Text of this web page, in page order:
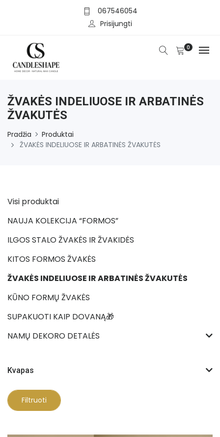
067546054
Prisijungti
0
ŽVAKĖS INDELIUOSE IR ARBATINĖS
ŽVAKUTĖS
Pradžia
Produktai
ŽVAKĖS INDELIUOSE IR ARBATINĖS ŽVAKUTĖS
Visi produktai
NAUJA KOLEKCIJA “FORMOS”
ILGOS STALO ŽVAKĖS IR ŽVAKIDĖS
KITOS FORMOS ŽVAKĖS
ŽVAKĖS INDELIUOSE IR ARBATINĖS ŽVAKUTĖS
KŪNO FORMŲ ŽVAKĖS
SUPAKUOTI KAIP DOVANĄ🎁
NAMŲ DEKORO DETALĖS
Kvapas
Filtruoti